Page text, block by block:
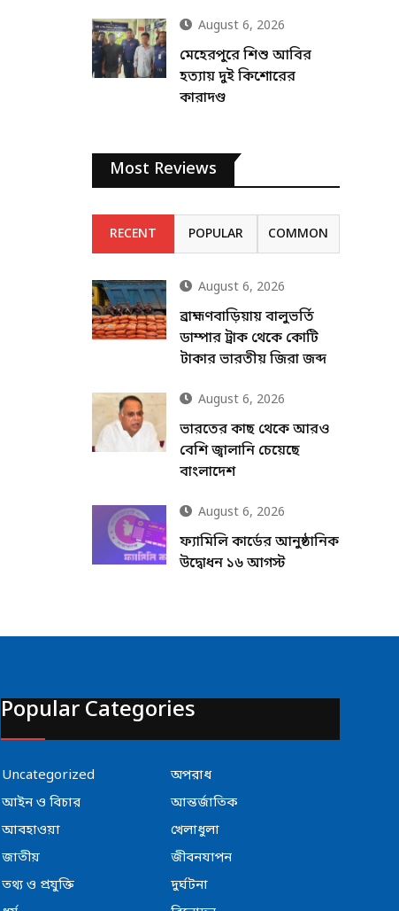
August 6, 2026
মেহেরপুরে শিশু আবির
হত্যায় দুই কিশোরের
কারাদণ্ড
Most Reviews
RECENT POPULAR COMMON
August 6, 2026
ব্রাহ্মণবাড়িয়ায় বালুভর্তি
ডাম্পার ট্রাক থেকে কোটি
টাকার ভারতীয় জিরা জব্দ
August 6, 2026
ভারতের কাছ থেকে আরও
বেশি জ্বালানি চেয়েছে
বাংলাদেশ
August 6, 2026
ফ্যামিলি কার্ডের আনুষ্ঠানিক
উদ্বোধন ১৬ আগস্ট
Popular Categories
Uncategorized
অপরাধ
আইন ও বিচার
আন্তর্জাতিক
আবহাওয়া
খেলাধুলা
জাতীয়
জীবনযাপন
তথ্য ও প্রযুক্তি
দুর্ঘটনা